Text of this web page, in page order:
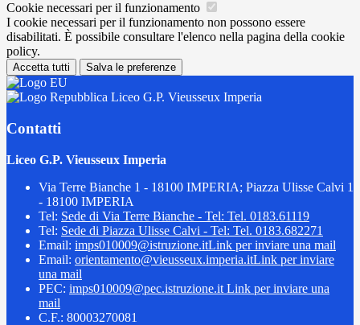
Cookie necessari per il funzionamento
I cookie necessari per il funzionamento non possono essere
disabilitati. È possibile consultare l'elenco nella pagina della cookie
policy.
Accetta tutti Salva le preferenze
Liceo G.P. Vieusseux Imperia
Contatti
Liceo G.P. Vieusseux Imperia
Via Terre Bianche 1 - 18100 IMPERIA; Piazza Ulisse Calvi 1
- 18100 IMPERIA
Tel: Sede di Via Terre Bianche - Tel: Tel. 0183.61119
Tel: Sede di Piazza Ulisse Calvi - Tel: Tel. 0183.682271
Email: imps010009@istruzione.itLink per inviare una mail
Email: orientamento@vieusseux.imperia.itLink per inviare
una mail
PEC: imps010009@pec.istruzione.it Link per inviare una
mail
C.F.: 80003270081